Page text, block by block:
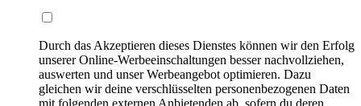
Durch das Akzeptieren dieses Dienstes können wir den Erfolg
unserer Online-Werbeeinschaltungen besser nachvollziehen,
auswerten und unser Werbeangebot optimieren. Dazu
gleichen wir deine verschlüsselten personenbezogenen Daten